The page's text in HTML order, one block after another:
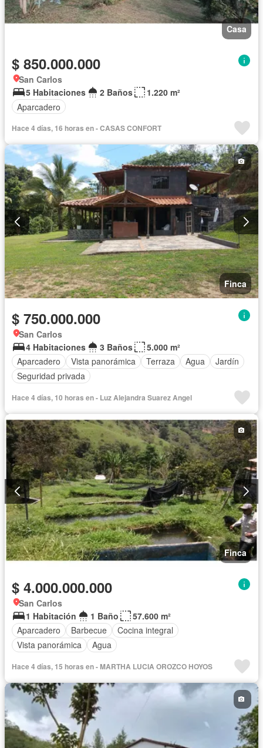
Casa
$ 850.000.000
San Carlos
5 Habitaciones
2 Baños
1.220 m²
Aparcadero
Hace 4 días, 16 horas en - CASAS CONFORT
Finca
$ 750.000.000
San Carlos
4 Habitaciones
3 Baños
5.000 m²
Aparcadero
Vista panorámica Terraza Agua
Jardín
Seguridad privada
Hace 4 días, 10 horas en - Luz Alejandra Suarez Angel
Finca
$ 4.000.000.000
San Carlos
1 Habitación
1 Baño
57.600 m²
Aparcadero
Barbecue
Cocina integral
Vista panorámica
Agua
Hace 4 días, 15 horas en - MARTHA LUCIA OROZCO HOYOS